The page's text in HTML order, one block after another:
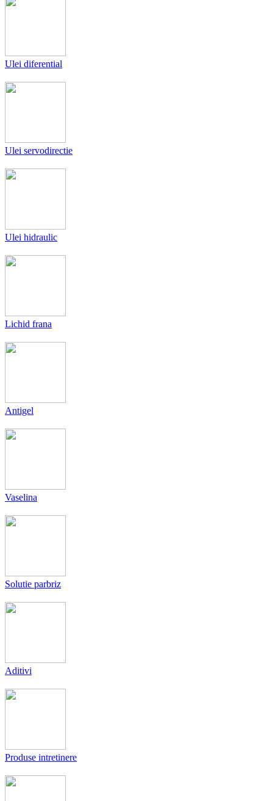
Ulei diferential
Ulei servodirectie
Ulei hidraulic
Lichid frana
Antigel
Vaselina
Solutie parbriz
Aditivi
Produse intretinere